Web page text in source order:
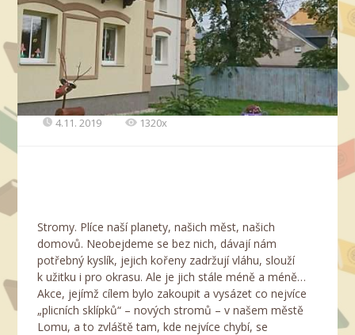
4.11. 2019 1320x
Stromy. Plíce naší planety, našich měst, našich
domovů. Neobejdeme se bez nich, dávají nám
potřebný kyslík, jejich kořeny zadržují vláhu, slouží
k užitku i pro okrasu. Ale je jich stále méně a méně…
Akce, jejímž cílem bylo zakoupit a vysázet co nejvíce
„plicních sklípků“ – nových stromů – v našem městě
Lomu, a to zvláště tam, kde nejvíce chybí, se